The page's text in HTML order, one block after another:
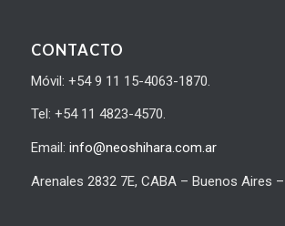
CONTACTO
Móvil: +54 9 11 15-4063-1870.
Tel: +54 11 4823-4570.
Email: info@neoshihara.com.ar
Arenales 2832 7E, CABA – Buenos Aires